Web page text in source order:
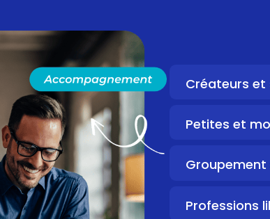
Créateurs
Petites et
Professions